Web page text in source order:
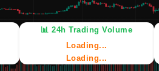
📊 24h Trading Volume
Loading...
Loading...